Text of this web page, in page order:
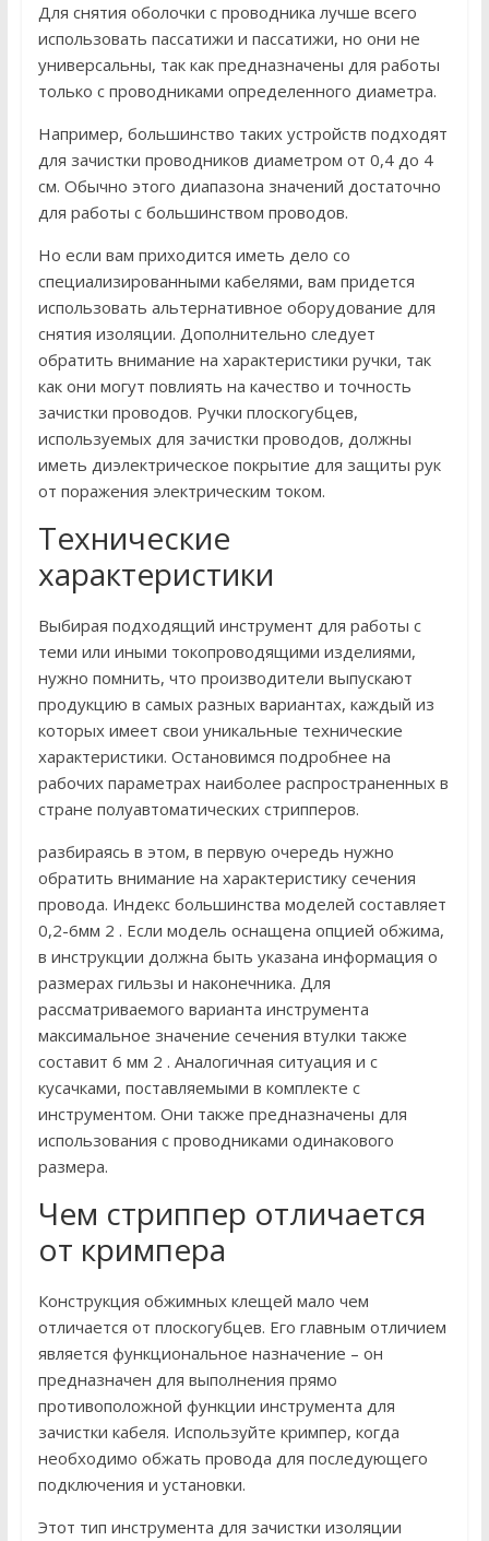
Для снятия оболочки с проводника лучше всего
использовать пассатижи и пассатижи, но они не
универсальны, так как предназначены для работы
только с проводниками определенного диаметра.
Например, большинство таких устройств подходят
для зачистки проводников диаметром от 0,4 до 4
см. Обычно этого диапазона значений достаточно
для работы с большинством проводов.
Но если вам приходится иметь дело со
специализированными кабелями, вам придется
использовать альтернативное оборудование для
снятия изоляции. Дополнительно следует
обратить внимание на характеристики ручки, так
как они могут повлиять на качество и точность
зачистки проводов. Ручки плоскогубцев,
используемых для зачистки проводов, должны
иметь диэлектрическое покрытие для защиты рук
от поражения электрическим током.
Технические
характеристики
Выбирая подходящий инструмент для работы с
теми или иными токопроводящими изделиями,
нужно помнить, что производители выпускают
продукцию в самых разных вариантах, каждый из
которых имеет свои уникальные технические
характеристики. Остановимся подробнее на
рабочих параметрах наиболее распространенных в
стране полуавтоматических стрипперов.
разбираясь в этом, в первую очередь нужно
обратить внимание на характеристику сечения
провода. Индекс большинства моделей составляет
0,2-6мм 2 . Если модель оснащена опцией обжима,
в инструкции должна быть указана информация о
размерах гильзы и наконечника. Для
рассматриваемого варианта инструмента
максимальное значение сечения втулки также
составит 6 мм 2 . Аналогичная ситуация и с
кусачками, поставляемыми в комплекте с
инструментом. Они также предназначены для
использования с проводниками одинакового
размера.
Чем стриппер отличается
от кримпера
Конструкция обжимных клещей мало чем
отличается от плоскогубцев. Его главным отличием
является функциональное назначение – он
предназначен для выполнения прямо
противоположной функции инструмента для
зачистки кабеля. Используйте кримпер, когда
необходимо обжать провода для последующего
подключения и установки.
Этот тип инструмента для зачистки изоляции